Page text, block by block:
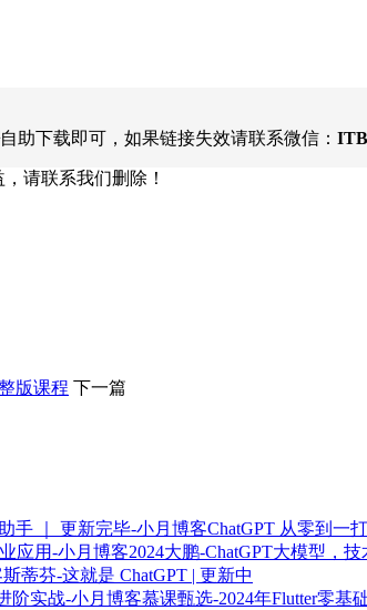
自助下载即可，如果链接失效请联系微信：
请联系我们删除！
版课程 下一篇
ChatGPT 从零到一
2024大鹏-ChatGPT大模型，
斯蒂芬-这就是 ChatGPT | 更新中
慕课甄选-2024年Flutter零基